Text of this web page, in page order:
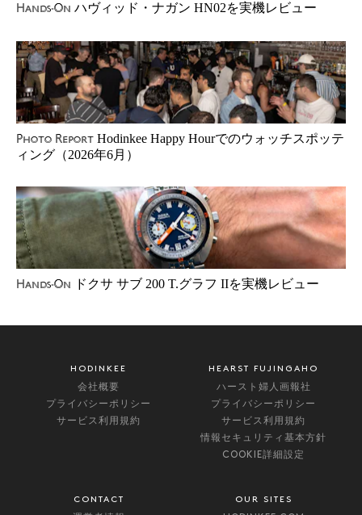
Hands-On ハヴィッド・ナガン HN02を実機レビュー
Photo Report Hodinkee Happy Hourでのウォッチスポッテ
ィング（2026年6月）
Hands-On ドクサ サブ 200 T.グラフ IIを実機レビュー
HODINKEE
会社概要
プライバシーポリシー
サービス利用規約
HEARST FUJINGAHO
ハースト婦人画報社
プライバシーポリシー
サービス利用規約
情報セキュリティ基本方針
COOKIE詳細設定
CONTACT OUR SITES